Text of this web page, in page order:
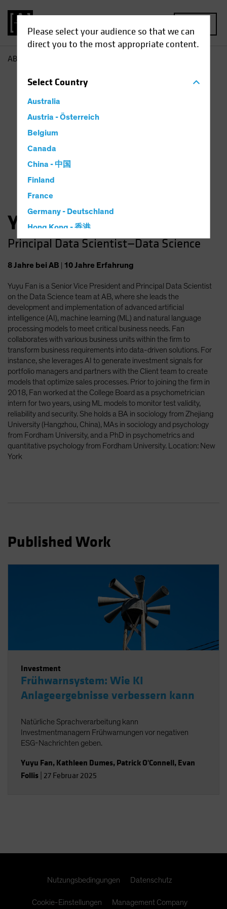
Please select your audience so that we can
direct you to the most appropriate content.
SelectCountry
Australia
Austria - Österreich
Belgium
Canada
China - 中国
Finland
France
Germany - Deutschland
Hong Kong - 香港
Hungary
Japan - 日本
Latin America
Luxembourg and Other EMEA
Netherlands
New Zealand
Norway
Other Asia-Pacific
Poland
Portugal
Singapore
South Korea - 대한민국
United States (US Citizens)
AB
Yuyu Fan
Principal Data Scientist—Data Science
8Jahre bei AB 10Jahre Erfahrung
Yuyu Fan is a Senior Vice President and Principal Data Scientist
on the Data Science team at AB, where she leads the
development and implementation of advanced artificial
intelligence (AI), machine learning (ML) and natural language
processing models to meet critical business needs. Fan
collaborates with various business units within the firm to
transform business requirements into data-driven solutions. For
instance, she leverages AI to generate investment signals for
portfolio managers and partners with the Client team to create
models that optimize sales processes. Prior to joining the firm in
2018, Fan worked at the College Board as a psychometrician
intern for two years, using ML models to monitor test validity,
reliability and security. She holds a BA in sociology from Zhejiang
University (Hangzhou, China), MAs in sociology and psychology
from Fordham University, and a PhD in psychometrics and
quantitative psychology from Fordham University. Location: New
York
Published Work
Investment
Frühwarnsystem: Wie KI
Anlageergebnisse verbessern kann
Natürliche Sprachverarbeitung kann
Investmentmanagern Frühwarnungen vor negativen
ESG-Nachrichten geben.
Yuyu Fan, Kathleen Dumes, Patrick O'Connell, Evan
Follis 27 Februar 2025
Nutzungsbedingungen Datenschutz
Cookie-Einstellungen Management Company